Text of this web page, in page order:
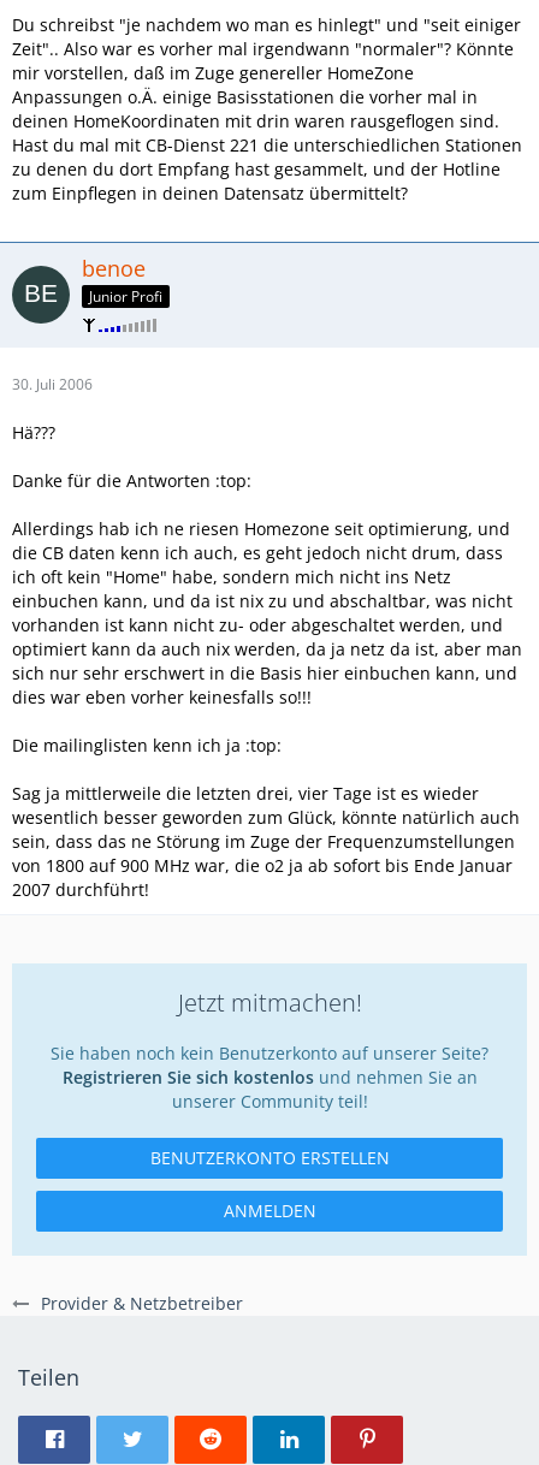
Provider & Netzbetreiber
Du schreibst "je nachdem wo man es hinlegt" und "seit einiger
Zeit".. Also war es vorher mal irgendwann "normaler"? Könnte
mir vorstellen, daß im Zuge genereller HomeZone
Anpassungen o.Ä. einige Basisstationen die vorher mal in
deinen HomeKoordinaten mit drin waren rausgeflogen sind.
Hast du mal mit CB-Dienst 221 die unterschiedlichen Stationen
zu denen du dort Empfang hast gesammelt, und der Hotline
zum Einpflegen in deinen Datensatz übermittelt?
benoe
Junior Profi
30. Juli 2006
Hä???
Danke für die Antworten :top:
Allerdings hab ich ne riesen Homezone seit optimierung, und
die CB daten kenn ich auch, es geht jedoch nicht drum, dass
ich oft kein "Home" habe, sondern mich nicht ins Netz
einbuchen kann, und da ist nix zu und abschaltbar, was nicht
vorhanden ist kann nicht zu- oder abgeschaltet werden, und
optimiert kann da auch nix werden, da ja netz da ist, aber man
sich nur sehr erschwert in die Basis hier einbuchen kann, und
dies war eben vorher keinesfalls so!!!
Die mailinglisten kenn ich ja :top:
Sag ja mittlerweile die letzten drei, vier Tage ist es wieder
wesentlich besser geworden zum Glück, könnte natürlich auch
sein, dass das ne Störung im Zuge der Frequenzumstellungen
von 1800 auf 900 MHz war, die o2 ja ab sofort bis Ende Januar
2007 durchführt!
Jetzt mitmachen!
Sie haben noch kein Benutzerkonto auf unserer Seite?
Registrieren Sie sich kostenlosund nehmen Sie an
unserer Community teil!
BENUTZERKONTO ERSTELLEN
ANMELDEN
Teilen